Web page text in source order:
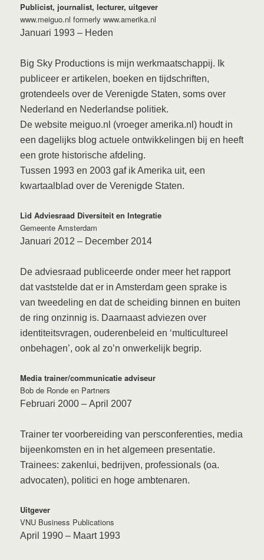
Publicist, journalist, lecturer, uitgever
www.meiguo.nl formerly www.amerika.nl
Januari 1993 – Heden
Big Sky Productions is mijn werkmaatschappij. Ik
publiceer er artikelen, boeken en tijdschriften,
grotendeels over de Verenigde Staten, soms over
Nederland en Nederlandse politiek.
De website meiguo.nl (vroeger amerika.nl) houdt in
een dagelijks blog actuele ontwikkelingen bij en heeft
een grote historische afdeling.
Tussen 1993 en 2003 gaf ik Amerika uit, een
kwartaalblad over de Verenigde Staten.
Lid Adviesraad Diversiteit en Integratie
Gemeente Amsterdam
Januari 2012 – December 2014
De adviesraad publiceerde onder meer het rapport
dat vaststelde dat er in Amsterdam geen sprake is
van tweedeling en dat de scheiding binnen en buiten
de ring onzinnig is. Daarnaast adviezen over
identiteitsvragen, ouderenbeleid en ‘multicultureel
onbehagen’, ook al zo’n onwerkelijk begrip.
Media trainer/communicatie adviseur
Bob de Ronde en Partners
Februari 2000 –April 2007
Trainer ter voorbereiding van persconferenties, media
bijeenkomsten en in het algemeen presentatie.
Trainees: zakenlui, bedrijven, professionals (oa.
advocaten), politici en hoge ambtenaren.
Uitgever
VNU Business Publications
April 1990 – Maart 1993